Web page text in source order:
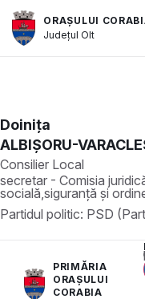
ORAȘULUI
JudețulOlt
Doinița
ALBIȘORU-
Consilier Local
secretar - Comisia
socială,siguranță și
Partidul politic: PSD
PRIMĂRIA
ORAȘULUI
CORABIA